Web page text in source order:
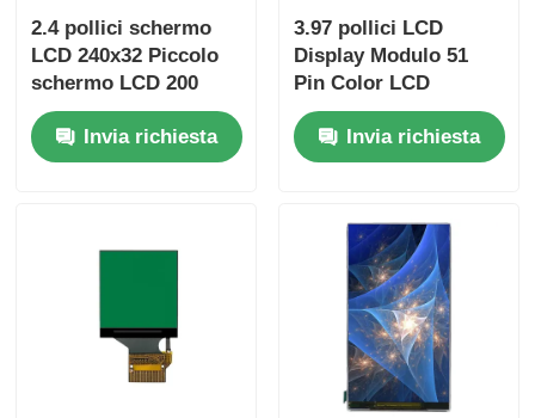
2.4 pollici schermo
LCD 240x32 Piccolo
schermo LCD 200
Cd/M2
Invia richiesta
3.97 pollici LCD
Display Modulo 51
Pin Color LCD
Display 480x800
Invia richiesta